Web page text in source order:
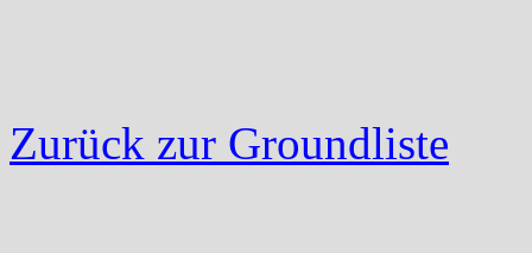
Zurück zur Groundliste